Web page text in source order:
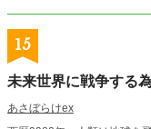
読みいただい
家になろ
15
未来世界に戦争する
あさぼらけex